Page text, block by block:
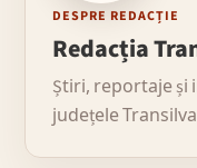
DESPRE REDACȚIE
Redacția
Știri, reportaje
județele